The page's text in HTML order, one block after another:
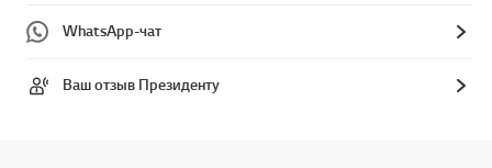
WhatsApp-чат
Ваш отзыв Президенту